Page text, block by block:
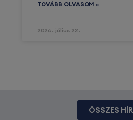
TOVÁBB OLVASOM »
2026. július 22.
ÖSSZES HÍR